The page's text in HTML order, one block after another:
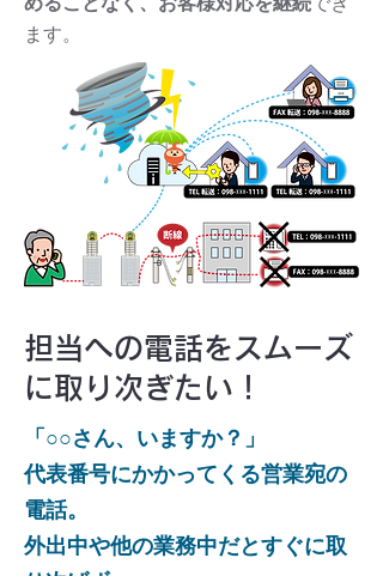
ます。
担当への電話をスムーズ
に取り次ぎたい！
「○○さん、いますか？」
代表番号にかかってくる営業宛の
電話。
外出中や他の業務中だとすぐに取